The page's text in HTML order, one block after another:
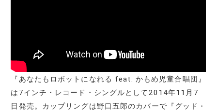
『あなたもロボットになれる feat. かもめ児童合唱団』
は7インチ・レコード・シングルとして2014年11月7
日発売。カップリングは野口五郎のカバーで『グッド・